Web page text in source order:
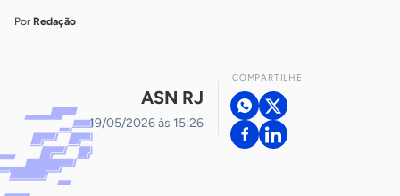
Por Redação
ASN RJ
19/05/2026 às 15:26
COMPARTILHE